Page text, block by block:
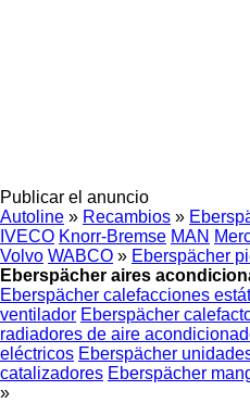
Publicar el anuncio
Autoline » Recambios »
IVECO Knorr-Bremse MAN
Volvo WABCO » Eberspächer
Eberspächer aires
Eberspächer calefacciones
ventilador Eberspächer
radiadores de aire
eléctricos Eberspächer
catalizadores Eberspächer
»